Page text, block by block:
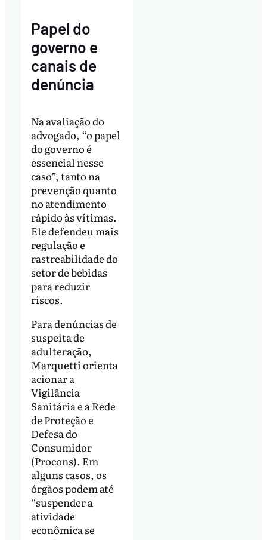
Papel do
governo e
canais de
denúncia
Na avaliação do
advogado, “o papel
do governo é
essencial nesse
caso”, tanto na
prevenção quanto
no atendimento
rápido às vítimas.
Ele defendeu mais
regulação e
rastreabilidade do
setor de bebidas
para reduzir
riscos.
Para denúncias de
suspeita de
adulteração,
Marquetti orienta
acionar a
Vigilância
Sanitária e a Rede
de Proteção e
Defesa do
Consumidor
(Procons). Em
alguns casos, os
órgãos podem até
“suspender a
atividade
econômica se